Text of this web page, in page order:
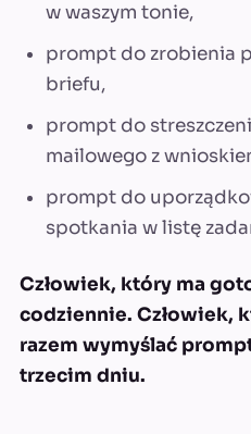
w waszym tonie,
prompt do zrobienia
briefu,
prompt do
mailowego z
prompt do
spotkania w listę
Człowiek, który ma
codziennie. Człowiek,
razem wymyślać
trzecim dniu.